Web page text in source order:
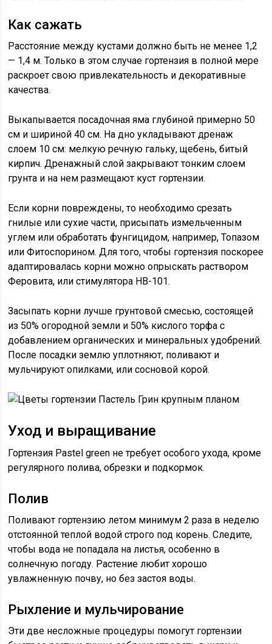
Как сажать
Расстояние между кустами должно быть не менее 1,2
— 1,4 м. Только в этом случае гортензия в полной мере
раскроет свою привлекательность и декоративные
качества.
Выкапывается посадочная яма глубиной примерно 50
см и шириной 40 см. На дно укладывают дренаж
слоем 10 см: мелкую речную гальку, щебень, битый
кирпич. Дренажный слой закрывают тонким слоем
грунта и на нем размещают куст гортензии.
Если корни повреждены, то необходимо срезать
гнилые или сухие части, присыпать измельченным
углем или обработать фунгицидом, например, Топазом
или Фитоспорином. Для того, чтобы гортензия поскорее
адаптировалась корни можно опрыскать раствором
Феровита, или стимулятора HB-101.
Засыпать корни лучше грунтовой смесью, состоящей
из 50% огородной земли и 50% кислого торфа с
добавлением органических и минеральных удобрений.
После посадки землю уплотняют, поливают и
мульчируют опилками, или сосновой корой.
Уход и выращивание
Гортензия Pastel green не требует особого ухода, кроме
регулярного полива, обрезки и подкормок.
Полив
Поливают гортензию летом минимум 2 раза в неделю
отстоянной теплой водой строго под корень. Следите,
чтобы вода не попадала на листья, особенно в
солнечную погоду. Растение любит хорошо
увлажненную почву, но без застоя воды.
Рыхление и мульчирование
Эти две несложные процедуры помогут гортензии